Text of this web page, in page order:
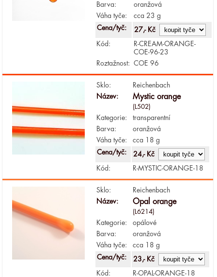
Barva:
oranžová
Váha tyče:
cca 23 g
Cena/tyč:
27,- Kč
Kód:
R-CREAM-ORANGE-
COE-96-23
Roztažnost:
COE 96
Sklo:
Reichenbach
Název:
Mystic orange
(L502)
Kategorie:
transparentní
Barva:
oranžová
Váha tyče:
cca 18 g
Cena/tyč:
24,- Kč
Kód: R-MYSTIC-ORANGE-18
Sklo:
Reichenbach
Název:
Opal orange
(L6214)
Kategorie:
opálové
Barva:
oranžová
Váha tyče:
cca 18 g
Cena/tyč:
23,- Kč
Kód: R-OPAL-ORANGE-18